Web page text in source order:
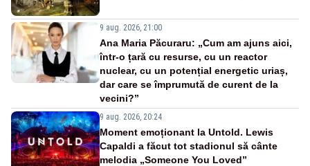
9 aug. 2026, 21:00
Ana Maria Păcuraru: „Cum am ajuns aici,
într-o țară cu resurse, cu un reactor
nuclear, cu un potențial energetic uriaș,
dar care se împrumută de curent de la
vecini?”
9 aug. 2026, 20:24
Moment emoționant la Untold. Lewis
Capaldi a făcut tot stadionul să cânte
melodia „Someone You Loved”